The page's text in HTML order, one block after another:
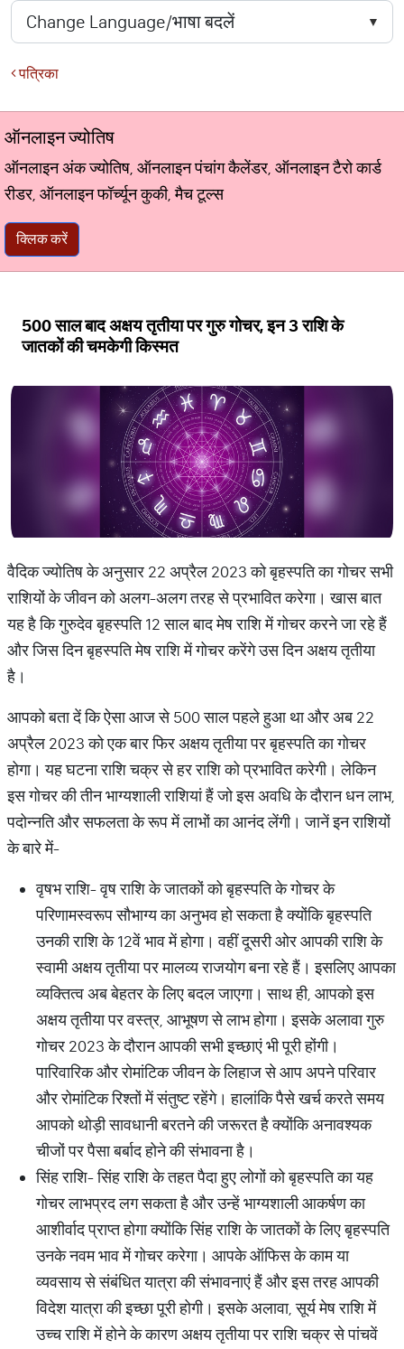
पत्रिका
ऑनलाइन ज्योतिष
ऑनलाइन अंक ज्योतिष, ऑनलाइन पंचांग कैलेंडर, ऑनलाइन टैरो कार्ड
रीडर, ऑनलाइन फॉर्च्यून कुकी, मैच टूल्स
क्लिक करें
500 साल बाद अक्षय तृतीया पर गुरु गोचर, इन 3 राशि के
जातकों की चमकेगी किस्मत
वैदिक ज्योतिष के अनुसार 22 अप्रैल 2023 को बृहस्पति का गोचर सभी
राशियों के जीवन को अलग-अलग तरह से प्रभावित करेगा। खास बात
यह है कि गुरुदेव बृहस्पति 12 साल बाद मेष राशि में गोचर करने जा रहे हैं
और जिस दिन बृहस्पति मेष राशि में गोचर करेंगे उस दिन अक्षय तृतीया
है।
आपको बता दें कि ऐसा आज से 500 साल पहले हुआ था और अब 22
अप्रैल 2023 को एक बार फिर अक्षय तृतीया पर बृहस्पति का गोचर
होगा। यह घटना राशि चक्र से हर राशि को प्रभावित करेगी। लेकिन
इस गोचर की तीन भाग्यशाली राशियां हैं जो इस अवधि के दौरान धन लाभ,
पदोन्नति और सफलता के रूप में लाभों का आनंद लेंगी। जानें इन राशियों
के बारे में-
वृषभ राशि- वृष राशि के जातकों को बृहस्पति के गोचर के
परिणामस्वरूप सौभाग्य का अनुभव हो सकता है क्योंकि बृहस्पति
उनकी राशि के 12वें भाव में होगा। वहीं दूसरी ओर आपकी राशि के
स्वामी अक्षय तृतीया पर मालव्य राजयोग बना रहे हैं। इसलिए आपका
व्यक्तित्व अब बेहतर के लिए बदल जाएगा। साथ ही, आपको इस
अक्षय तृतीया पर वस्त्र, आभूषण से लाभ होगा। इसके अलावा गुरु
गोचर 2023 के दौरान आपकी सभी इच्छाएं भी पूरी होंगी।
पारिवारिक और रोमांटिक जीवन के लिहाज से आप अपने परिवार
और रोमांटिक रिश्तों में संतुष्ट रहेंगे। हालांकि पैसे खर्च करते समय
आपको थोड़ी सावधानी बरतने की जरूरत है क्योंकि अनावश्यक
चीजों पर पैसा बर्बाद होने की संभावना है।
सिंह राशि- सिंह राशि के तहत पैदा हुए लोगों को बृहस्पति का यह
गोचर लाभप्रद लग सकता है और उन्हें भाग्यशाली आकर्षण का
आशीर्वाद प्राप्त होगा क्योंकि सिंह राशि के जातकों के लिए बृहस्पति
उनके नवम भाव में गोचर करेगा। आपके ऑफिस के काम या
व्यवसाय से संबंधित यात्रा की संभावनाएं हैं और इस तरह आपकी
विदेश यात्रा की इच्छा पूरी होगी। इसके अलावा, सूर्य मेष राशि में
उच्च राशि में होने के कारण अक्षय तृतीया पर राशि चक्र से पांचवें